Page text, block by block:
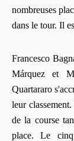
nombreuses
dans le tour. Il
Francesco
Márquez et
Quartararo
leur
de la course
place. Le